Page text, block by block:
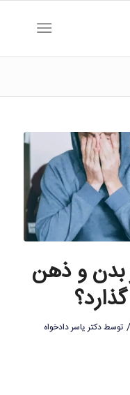
بدن و ذهن
/ توسطدکتر یاسر دادخواه